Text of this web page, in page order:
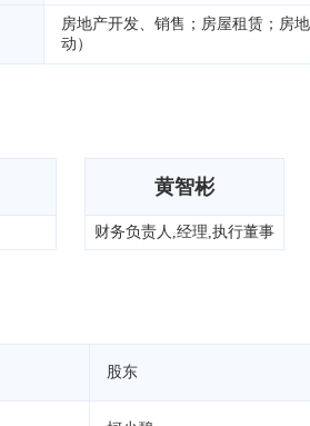
房地产开发、销售；房屋租赁；房
动）
黄智彬
财务负责人,经理,执行董事
股东